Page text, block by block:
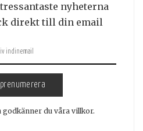
nyheterna
direkt till din email
godkänner du våra villkor.